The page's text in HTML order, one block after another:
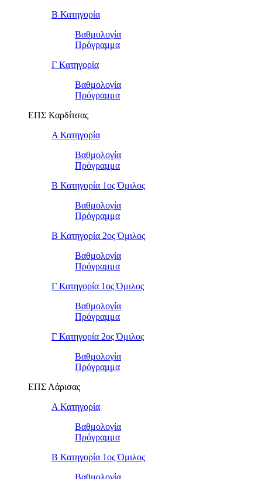
Β Κατηγορία
Βαθμολογία
Πρόγραμμα
Γ Κατηγορία
Βαθμολογία
Πρόγραμμα
ΕΠΣ Καρδίτσας
Α Κατηγορία
Βαθμολογία
Πρόγραμμα
Β Κατηγορία 1ος Όμιλος
Βαθμολογία
Πρόγραμμα
Β Κατηγορία 2ος Όμιλος
Βαθμολογία
Πρόγραμμα
Γ Κατηγορία 1ος Όμιλος
Βαθμολογία
Πρόγραμμα
Γ Κατηγορία 2ος Όμιλος
Βαθμολογία
Πρόγραμμα
ΕΠΣ Λάρισας
Α Κατηγορία
Βαθμολογία
Πρόγραμμα
Β Κατηγορία 1ος Όμιλος
Βαθμολογία